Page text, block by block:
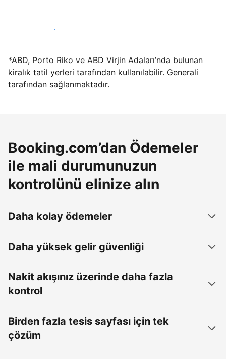
Hemen tesis yayınla
*ABD, Porto Riko ve ABD Virjin Adaları’nda bulunan
kiralık tatil yerleri tarafından kullanılabilir. Generali
tarafından sağlanmaktadır.
Booking.com’dan Ödemeler
ile mali durumunuzun
kontrolünü elinize alın
Daha kolay ödemeler
Daha yüksek gelir güvenliği
Nakit akışınız üzerinde daha fazla
kontrol
Birden fazla tesis sayfası için tek
çözüm